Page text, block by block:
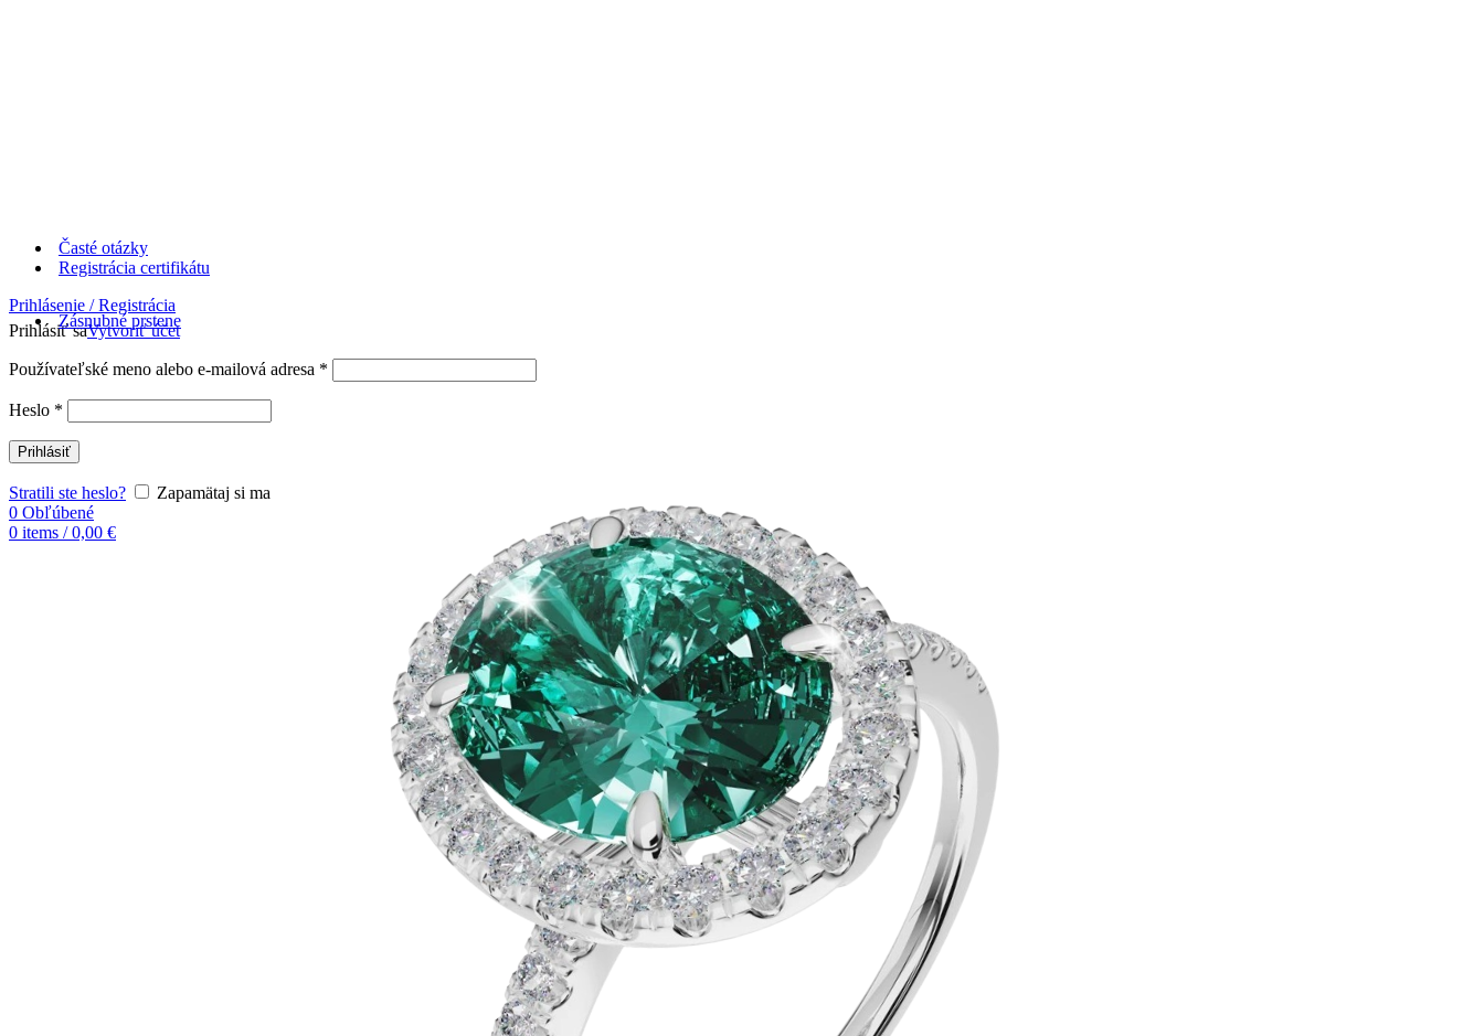
Časté otázky
Registrácia certifikátu
Prihlásenie / Registrácia
Prihlásiť saVytvoriť účet
Používateľské meno alebo e-mailová adresa *
Heslo *
Prihlásiť
Stratili ste heslo?
Zapamätaj si ma
0 Obľúbené
0 items / 0,00 €
Zásnubné prstene